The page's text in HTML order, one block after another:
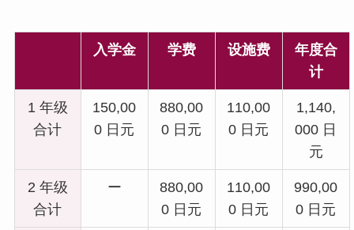
入学金 学费 设施费
年度合
计
1 年级
合计
150,00
0 日元
880,00
0 日元
110,00
0 日元
1,140,
000 日
元
2 年级
合计
ー
880,00
0 日元
110,00
0 日元
990,00
0 日元